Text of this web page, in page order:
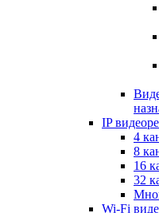
IP
4
8
16
32
Wi-Fi